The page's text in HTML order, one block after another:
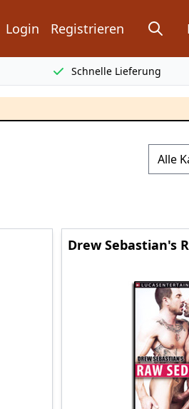
Login Registrieren search
Schnelle Lieferung
Drew Sebastian's